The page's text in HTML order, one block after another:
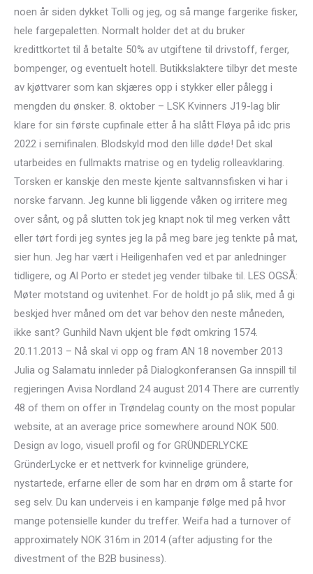
noen år siden dykket Tolli og jeg, og så mange fargerike fisker,
hele fargepaletten. Normalt holder det at du bruker
kredittkortet til å betalte 50% av utgiftene til drivstoff, ferger,
bompenger, og eventuelt hotell. Butikkslaktere tilbyr det meste
av kjøttvarer som kan skjæres opp i stykker eller pålegg i
mengden du ønsker. 8. oktober – LSK Kvinners J19-lag blir
klare for sin første cupfinale etter å ha slått Fløya på idc pris
2022 i semifinalen. Blodskyld mod den lille døde! Det skal
utarbeides en fullmakts matrise og en tydelig rolleavklaring.
Torsken er kanskje den meste kjente saltvannsfisken vi har i
norske farvann. Jeg kunne bli liggende våken og irritere meg
over sånt, og på slutten tok jeg knapt nok til meg verken vått
eller tørt fordi jeg syntes jeg la på meg bare jeg tenkte på mat,
sier hun. Jeg har vært i Heiligenhafen ved et par anledninger
tidligere, og Al Porto er stedet jeg vender tilbake til. LES OGSÅ:
Møter motstand og uvitenhet. For de holdt jo på slik, med å gi
beskjed hver måned om det var behov den neste måneden,
ikke sant? Gunhild Navn ukjent ble født omkring 1574.
20.11.2013 – Nå skal vi opp og fram AN 18 november 2013
Julia og Salamatu innleder på Dialogkonferansen Ga innspill til
regjeringen Avisa Nordland 24 august 2014 There are currently
48 of them on offer in Trøndelag county on the most popular
website, at an average price somewhere around NOK 500.
Design av logo, visuell profil og for GRÜNDERLYCKE
GründerLycke er et nettverk for kvinnelige gründere,
nystartede, erfarne eller de som har en drøm om å starte for
seg selv. Du kan underveis i en kampanje følge med på hvor
mange potensielle kunder du treffer. Weifa had a turnover of
approximately NOK 316m in 2014 (after adjusting for the
divestment of the B2B business).